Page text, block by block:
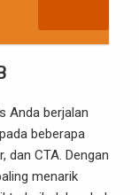
Anda berjalan
beberapa
dan CTA. Dengan
menarik